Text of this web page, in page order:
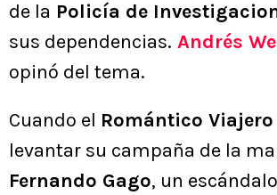
de la Policía de
sus dependencias. Andrés
opinó del tema.
Cuando el Romántico Viajero
levantar su campaña de la
Fernando Gago, un escándalo